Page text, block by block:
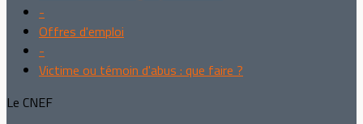
-
Offres d'emploi
-
Victime ou témoin d'abus : que faire ?
Le CNEF